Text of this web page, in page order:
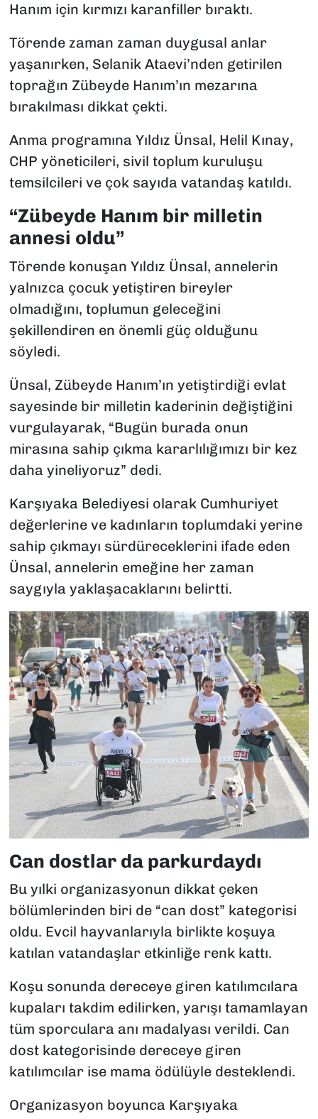
Hanım için kırmızı karanfiller bıraktı.
Törende zaman zaman duygusal anlar
yaşanırken, Selanik Ataevi’nden getirilen
toprağın Zübeyde Hanım’ın mezarına
bırakılması dikkat çekti.
Anma programına Yıldız Ünsal, Helil Kınay,
CHP yöneticileri, sivil toplum kuruluşu
temsilcileri ve çok sayıda vatandaş katıldı.
“Zübeyde Hanım bir milletin
annesi oldu”
Törende konuşan Yıldız Ünsal, annelerin
yalnızca çocuk yetiştiren bireyler
olmadığını, toplumun geleceğini
şekillendiren en önemli güç olduğunu
söyledi.
Ünsal, Zübeyde Hanım’ın yetiştirdiği evlat
sayesinde bir milletin kaderinin değiştiğini
vurgulayarak, “Bugün burada onun
mirasına sahip çıkma kararlılığımızı bir kez
daha yineliyoruz” dedi.
Karşıyaka Belediyesi olarak Cumhuriyet
değerlerine ve kadınların toplumdaki yerine
sahip çıkmayı sürdüreceklerini ifade eden
Ünsal, annelerin emeğine her zaman
saygıyla yaklaşacaklarını belirtti.
Can dostlar da parkurdaydı
Bu yılki organizasyonun dikkat çeken
bölümlerinden biri de “can dost” kategorisi
oldu. Evcil hayvanlarıyla birlikte koşuya
katılan vatandaşlar etkinliğe renk kattı.
Koşu sonunda dereceye giren katılımcılara
kupaları takdim edilirken, yarışı tamamlayan
tüm sporculara anı madalyası verildi. Can
dost kategorisinde dereceye giren
katılımcılar ise mama ödülüyle desteklendi.
Organizasyon boyunca Karşıyaka